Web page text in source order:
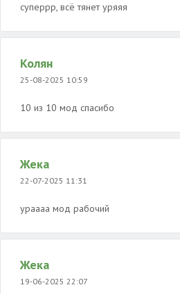
суперрр, всё тянет уряяя
Колян
25-08-2025 10:59
10 из 10 мод спасибо
Жека
22-07-2025 11:31
ураааа мод рабочий
Жека
19-06-2025 22:07